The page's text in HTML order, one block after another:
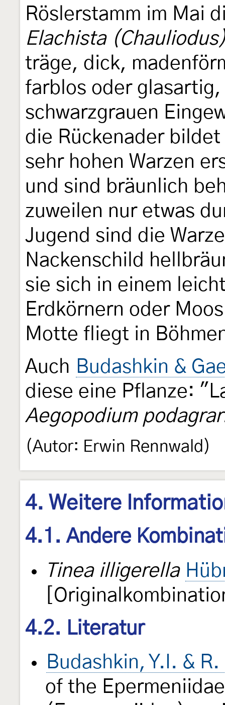
Röslerstamm im Mai
Elachista
träge, dick,
farblos oder
schwarzgrauen
die Rückenader
sehr hohen Warzen
und sind bräunlich
zuweilen nur etwas
Jugend sind die
Nackenschild
sie sich in einem
Erdkörnern oder
Motte fliegt in
Auch Budashkin &
diese eine Pflanze:
Aegopodium
(Autor: Erwin Rennwald)
4. Weitere
4.1. Andere
Tinea illigerella
4.2. Literatur
Budashkin, Y.I. &
of the